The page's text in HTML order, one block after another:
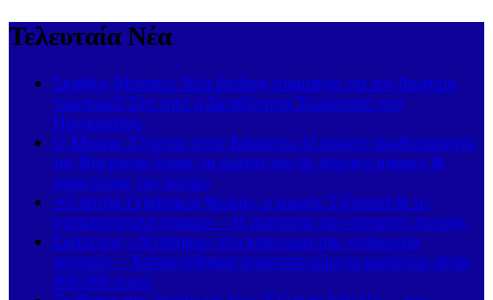
Τελευταία Νέα
Σκιάθος-Μονακό: Νέα διεθνής συμμαχία για τον βιώσιμο
τουρισμό! Στο νησί η Διευθύντρια Τουρισμού του
Πριγκιπάτου
Ο Μπόρις Τζόνσον στην Κάρυστο: Ο πρώην πρωθυπουργός
της Βρετανίας έκανε τα ψώνια του σε σούπερ μάρκετ &
χαιρετούσε τον κόσμο
«Ο πατήρ Γεράσιμος Φωκάς, ο μικρός Τζόσουα & το
συγκλονιστικό όραμα» – Η μαρτυρία που συγκινεί πιστούς
Σκόπελος: «Χτύπημα» στο κύκλωμα του «κόκκινου
χρυσού» – Κατασχέθηκαν προστατευόμενα κοράλλια αξίας
800.000 ευρώ